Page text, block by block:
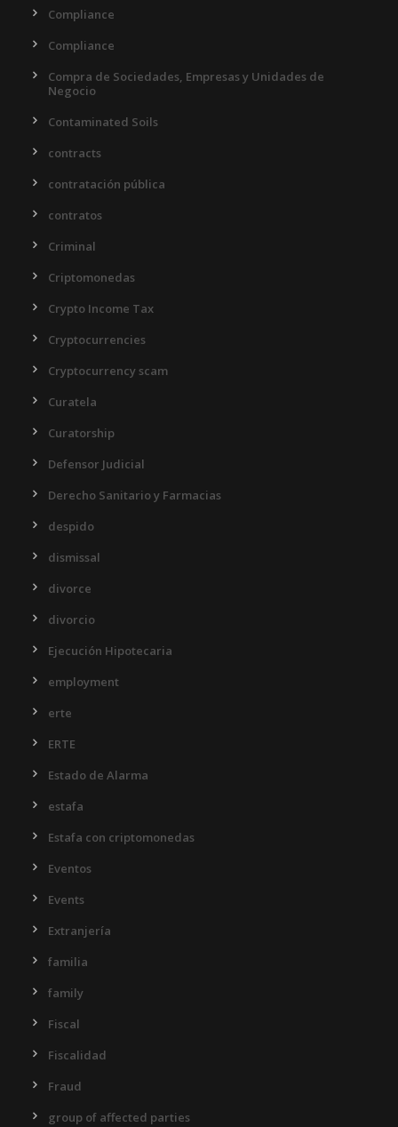
Compliance
Compliance
Compra de Sociedades, Empresas y Unidades de
Negocio
Contaminated Soils
contracts
contratación pública
contratos
Criminal
Criptomonedas
Crypto Income Tax
Cryptocurrencies
Cryptocurrency scam
Curatela
Curatorship
Defensor Judicial
Derecho Sanitario y Farmacias
despido
dismissal
divorce
divorcio
Ejecución Hipotecaria
employment
erte
ERTE
Estado de Alarma
estafa
Estafa con criptomonedas
Eventos
Events
Extranjería
familia
family
Fiscal
Fiscalidad
Fraud
group of affected parties